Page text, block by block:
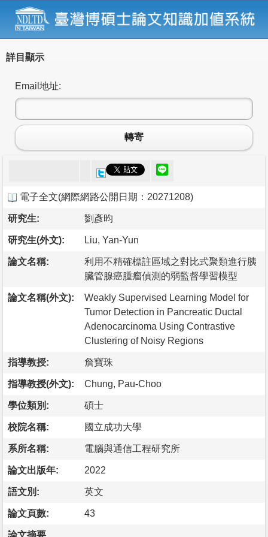
詳目顯示
Email地址:
轉寄
電子全文(網際網路公開日期：20271208)
研究生: 劉彥昀
研究生(外文): Liu, Yan-Yun
論文名稱:
利用不精確標註區域之對比式聚類進行胰
臟管腺癌腫瘤偵測的弱監督學習模型
論文名稱(外文):
Weakly Supervised Learning Model for
Tumor Detection in Pancreatic Ductal
Adenocarcinoma Using Contrastive
Clustering of Noisy Regions
指導教授: 詹寶珠
指導教授(外文): Chung, Pau-Choo
學位類別: 碩士
校院名稱: 國立成功大學
系所名稱: 電腦與通信工程研究所
論文出版年: 2022
語文別: 英文
論文頁數: 43
論文摘要